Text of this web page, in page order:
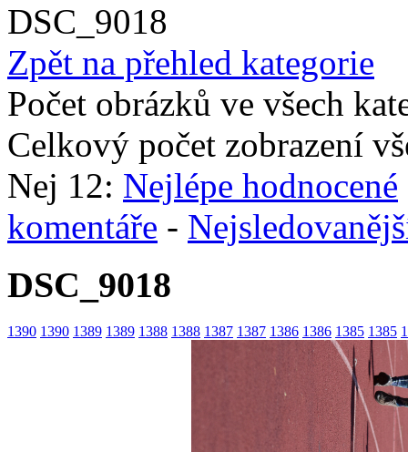
DSC_9018
Zpět na přehled kategorie
Počet obrázků ve všech
Celkový počet zobrazení
Nej 12: Nejlépe hodnocené
komentáře -
DSC_9018
1390 1390 1389 1389 1388 1388 1387 1387 1386 1386 1385 1385